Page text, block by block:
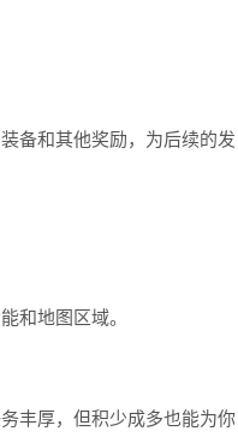
备和其他奖励，为后续的发
和地图区域。
丰厚，但积少成多也能为你